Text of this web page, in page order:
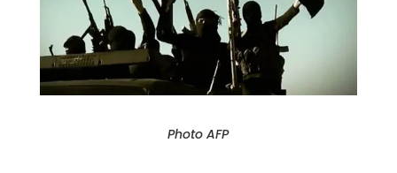
Photo AFP